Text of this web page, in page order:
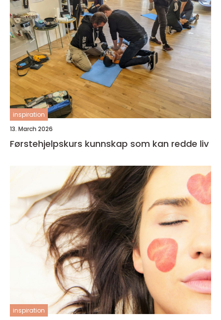
inspiration
13. March 2026
Førstehjelpskurs kunnskap som kan redde liv
inspiration